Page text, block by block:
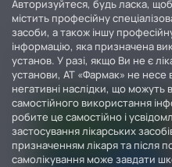
Авторизуйтеся, будь ласка,
містить професійну
засоби, а також іншу
інформацію, яка призначена
установ. У разі, якщо Ви не є
установи, АТ «Фармак» не несе
негативні наслідки, що можуть
самостійного використання
робите це самостійно і
застосування лікарських
призначенням лікаря та після
самолікування може завдати